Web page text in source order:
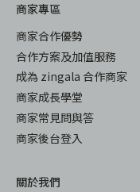
商家專區
商家合作優勢
合作方案及加值服務
成為 zingala 合作商家
商家成長學堂
商家常見問與答
商家後台登入
關於我們